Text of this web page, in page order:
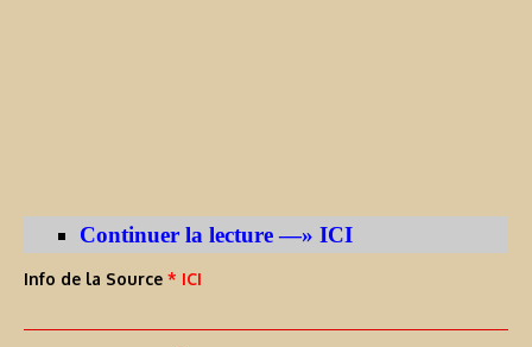
Continuer la lecture —» ICI
Info de la Source * ICI